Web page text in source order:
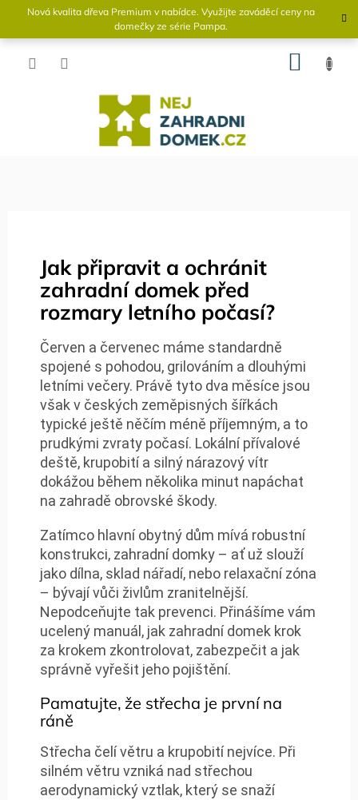
obsah
Nová kvalita dřeva Premium v ​​nabídce. Využijte zaváděcí ceny na
domečky ze série Pampa.
Jak připravit a ochránit
zahradní domek před
rozmary letního počasí?
Červen a červenec máme standardně
spojené s pohodou, grilováním a dlouhými
letními večery. Právě tyto dva měsíce jsou
však v českých zeměpisných šířkách
typické ještě něčím méně příjemným, a to
prudkými zvraty počasí. Lokální přívalové
deště, krupobití a silný nárazový vítr
dokážou během několika minut napáchat
na zahradě obrovské škody.
Zatímco hlavní obytný dům mívá robustní
konstrukci, zahradní domky – ať už slouží
jako dílna, sklad nářadí, nebo relaxační zóna
– bývají vůči živlům zranitelnější.
Nepodceňujte tak prevenci. Přinášíme vám
ucelený manuál, jak zahradní domek krok
za krokem zkontrolovat, zabezpečit a jak
správně vyřešit jeho pojištění.
Pamatujte, že střecha je první na
ráně
Střecha čelí větru a krupobití nejvíce. Při
silném větru vzniká nad střechou
aerodynamický vztlak, který se snaží